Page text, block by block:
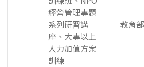
經營管理專題
系列研習講
座、大專以上
人力加值方案
訓練
教育部